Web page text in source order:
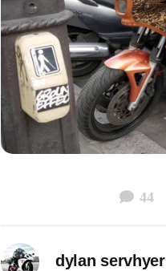
44
dylan servhyer